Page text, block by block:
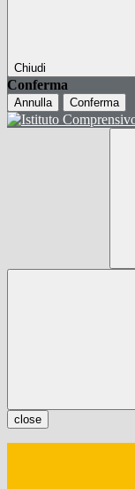
Chiudi
Conferma
Annulla Conferma
close